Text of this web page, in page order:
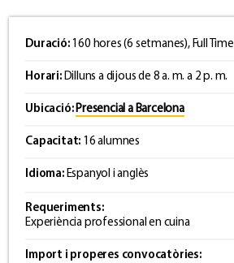
Duració:160 hores (6 setmanes), Full Time
Horari:Dilluns a dijous de 8 a. m. a 2 p. m.
Ubicació:Presencial a Barcelona
Capacitat: 16 alumnes
Idioma:Espanyol i anglès
Requeriments:
Experiència professional en cuina
Import i properes convocatòries: